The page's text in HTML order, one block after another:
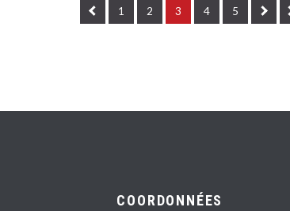
1 2 3 4 5
COORDONNÉES